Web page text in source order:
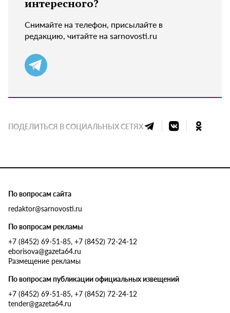
интересного?
Снимайте на телефон, присылайте в
редакцию, читайте на sarnovosti.ru
ПОДЕЛИТЬСЯ В СОЦИАЛЬНЫХ СЕТЯХ
По вопросам сайта
redaktor@sarnovosti.ru
По вопросам рекламы
+7 (8452) 69-51-85, +7 (8452) 72-24-12
eborisova@gazeta64.ru
Размещение рекламы
По вопросам публикации официальных извещений
+7 (8452) 69-51-85, +7 (8452) 72-24-12
tender@gazeta64.ru